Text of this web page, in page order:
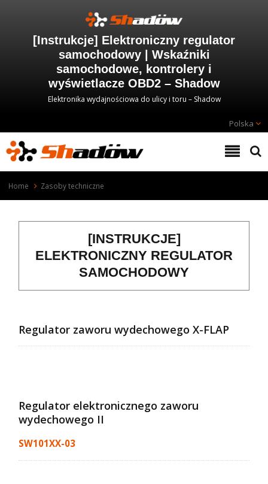
[Instrukcje] Elektroniczny regulator
samochodowy | Wskaźniki
samochodowe, kontrolery i
wyświetlacze OBD2 – Shadow
Elektronika wydajnościowa do ulicy i toru – Shadow
Polska
Home Zasoby techniczne
[INSTRUKCJE]
ELEKTRONICZNY REGULATOR
SAMOCHODOWY
Regulator zaworu wydechowego X-FLAP
Regulator elektronicznego zaworu
wydechowego II
SW101XX-03